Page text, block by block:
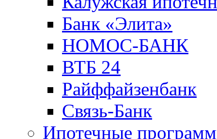
Банк «Элита»
НОМОС-БАНК
ВТБ 24
Райффайзенбанк
Связь-Банк
Ипотечные